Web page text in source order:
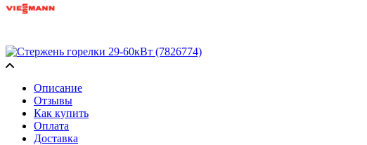
Описание
Отзывы
Как купить
Оплата
Доставка